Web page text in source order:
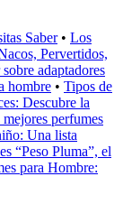
Saber• Los
Pervertidos,
adaptadores
hombre • Tipos de
Descubre la
perfumes
Una lista
“Peso Pluma”, el
para Hombre: